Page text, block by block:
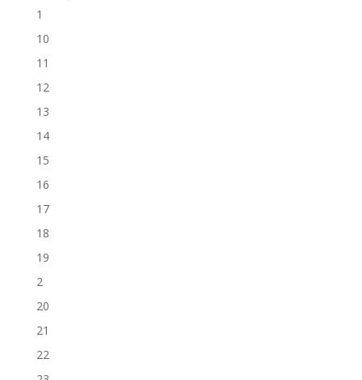
1
10
11
12
13
14
15
16
17
18
19
2
20
21
22